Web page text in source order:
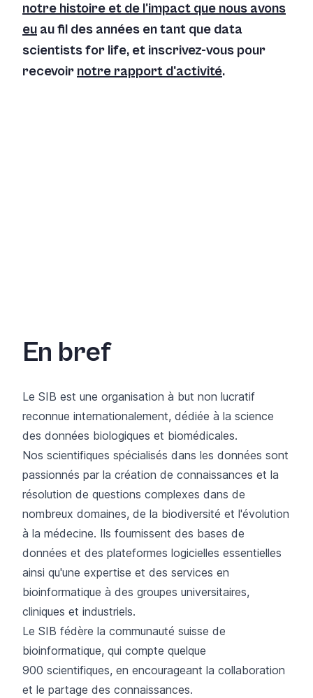
notre histoire et de l'impact que nous avons
eu au fil des années en tant que data
scientists for life, et inscrivez-vous pour
recevoir notre rapport d'activité.
En bref
Le SIB est une organisation à but non lucratif
reconnue internationalement, dédiée à la science
des données biologiques et biomédicales.
Nos scientifiques spécialisés dans les données sont
passionnés par la création de connaissances et la
résolution de questions complexes dans de
nombreux domaines, de la biodiversité et l'évolution
à la médecine. Ils fournissent des bases de
données et des plateformes logicielles essentielles
ainsi qu'une expertise et des services en
bioinformatique à des groupes universitaires,
cliniques et industriels.
Le SIB fédère la communauté suisse de
bioinformatique, qui compte quelque
900 scientifiques, en encourageant la collaboration
et le partage des connaissances.